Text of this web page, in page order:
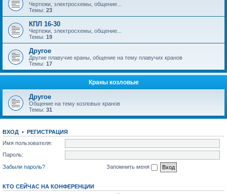
Чертежи, электросхемы, общение...
Темы: 23
КПЛ 16-30
Чертежи, электросхемы, общение...
Темы: 19
Другое
Другие плавучие краны, общение на тему плавучих кранов
Темы: 17
Краны козловые
Другое
Общение на тему козловых кранов
Темы: 31
ВХОД • РЕГИСТРАЦИЯ
Имя пользователя:
Пароль:
Забыли пароль?
Запомнить меня
КТО СЕЙЧАС НА КОНФЕРЕНЦИИ